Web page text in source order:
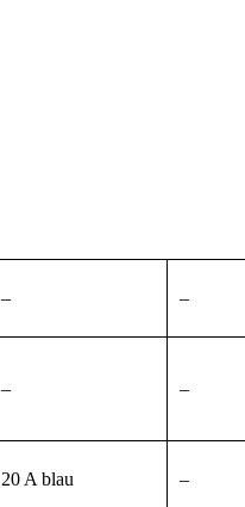
– –
– –
20 A blau –